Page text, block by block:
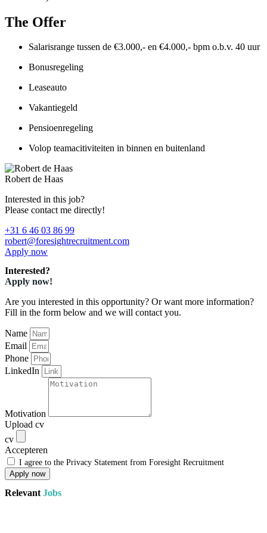
The Offer
Salarisrange tussen de €3.000,- en €4.000,- bpm o.b.v. 40 uur
Bonusregeling
Leaseauto
Vakantiegeld
Pensioenregeling
Volop teamacitiviteiten in binnen en buitenland
Robert de Haas
Interested in this job?
Please contact me directly!
+31 6 46 03 86 99
robert@foresightrecruitment.com
Apply now
Interested?
Apply now!
Are you interested in this opportunity? Or want more information?
Fill in the form below and we will contact you.
Name
Email
Phone
LinkedIn
Motivation
Upload cv
cv
Accepteren
I agree to the Privacy Statement from Foresight Recruitment
Apply now
Relevant Jobs